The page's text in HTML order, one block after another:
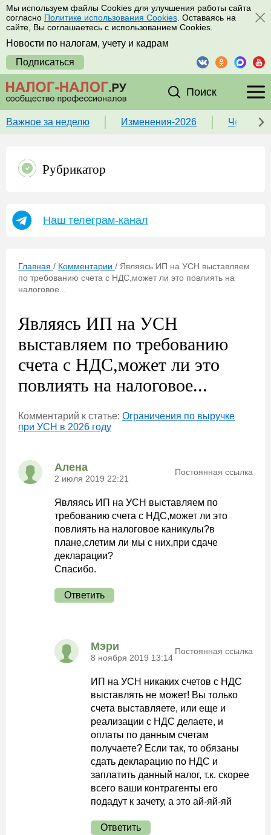
Мы используем файлы Cookies для улучшения работы сайта
согласно Политике использования Cookies . Оставаясь на
сайте, Вы соглашаетесь с использованием Cookies.
Новости по налогам, учету и кадрам
Подписаться
Поиск
Важное за неделю Изменения-2026 Чек-
Рубрикатор
Наш телеграм-канал
Главная / Комментарии / Являясь ИП на УСН выставляем
по требованию счета с НДС,может ли это повлиять на
налоговое...
Являясь ИП на УСН
выставляем по требованию
счета с НДС,может ли это
повлиять на налоговое...
Комментарий к статье: Ограничения по выручке
при УСН в 2026 году
Алена
2 июля 2019 22:21
Постоянная ссылка
Являясь ИП на УСН выставляем по
требованию счета с НДС,может ли это
повлиять на налоговое каникулы?в
плане,слетим ли мы с них,при сдаче
декларации?
Спасибо.
Ответить
Мэри
8 ноября 2019 13:14
Постоянная ссылка
ИП на УСН никаких счетов с НДС
выставлять не может! Вы только
счета выставляете, или еще и
реализации с НДС делаете, и
оплаты по данным счетам
получаете? Если так, то обязаны
сдать декларацию по НДС и
заплатить данный налог, т.к. скорее
всего ваши контрагенты его
подадут к зачету, а это ай-яй-яй
Ответить